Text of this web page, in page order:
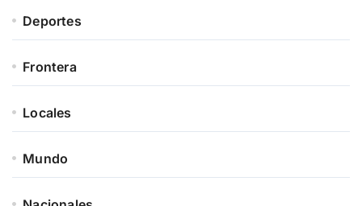
Deportes
Frontera
Locales
Mundo